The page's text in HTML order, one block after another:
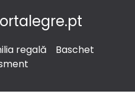
regală
Baschet